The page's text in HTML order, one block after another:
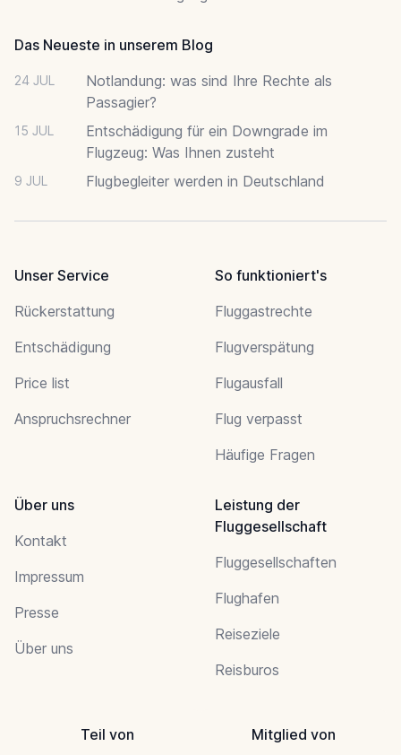
Das Neueste in unserem Blog
24 JUL
Notlandung: was sind Ihre Rechte als
Passagier?
15 JUL
Entschädigung für ein Downgrade im
Flugzeug: Was Ihnen zusteht
9 JUL Flugbegleiter werden in Deutschland
Unser Service
Rückerstattung
Entschädigung
Price list
Anspruchsrechner
So funktioniert's
Fluggastrechte
Flugverspätung
Flugausfall
Flug verpasst
Häufige Fragen
Über uns
Kontakt
Impressum
Presse
Über uns
Leistung der
Fluggesellschaft
Fluggesellschaften
Flughafen
Reiseziele
Reisburos
Teil von Mitglied von